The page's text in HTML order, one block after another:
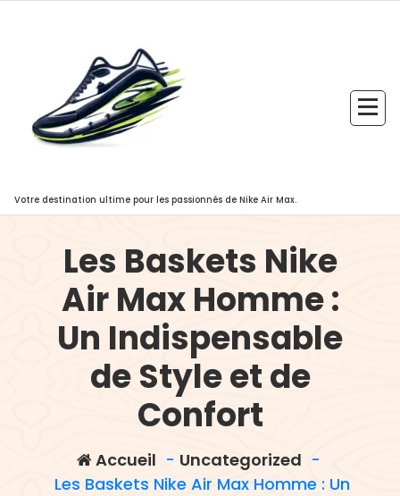
Votre destination ultime pour les passionnés de Nike Air Max.
Les Baskets Nike
Air Max Homme :
Un Indispensable
de Style et de
Confort
Accueil - Uncategorized -
Les Baskets Nike Air Max Homme : Un